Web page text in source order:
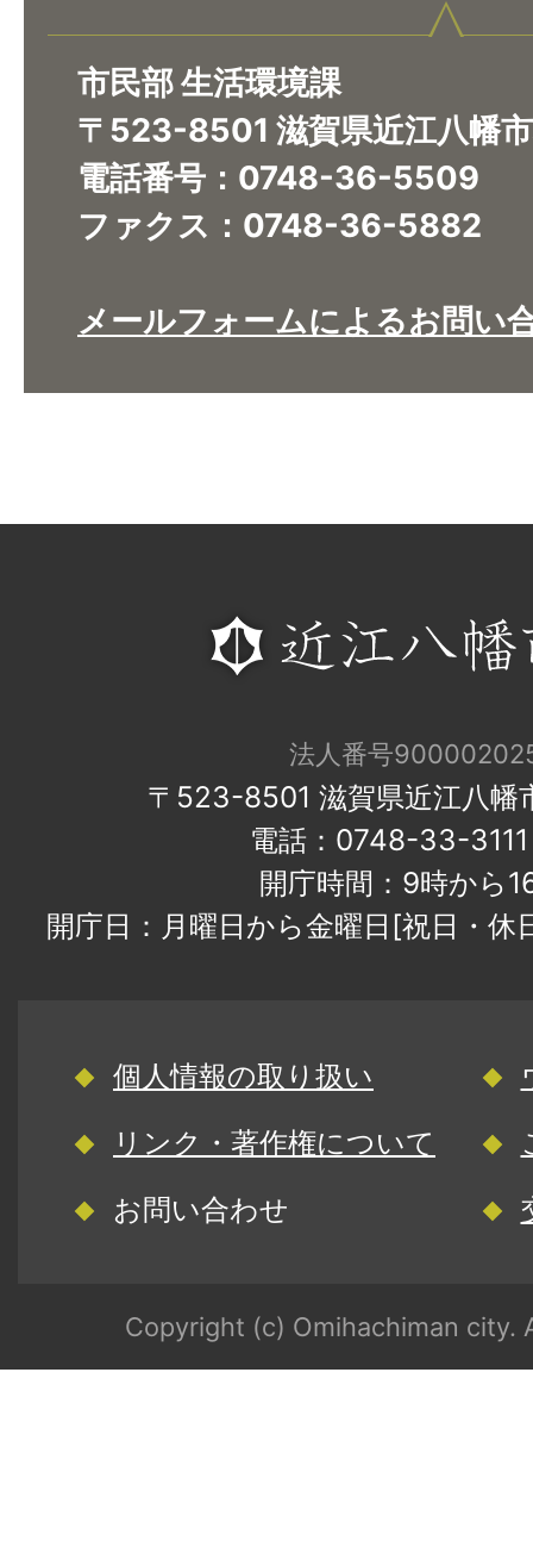
市民部 生活環境課
〒523-8501 滋賀県近江八幡
電話番号：0748-36-5509
ファクス：0748-36-5882
メールフォームによるお問い
法人番号
〒523-8501 滋賀県近江八幡
電話：0748-33-
開庁時間：9時から
開庁日：月曜日から金曜日[祝日・
個人情報の取り扱い
リンク・著作権について
お問い合わせ
Copyright (c) Omihachiman city.